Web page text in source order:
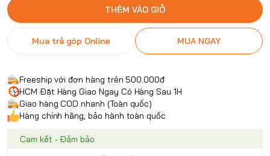
THÊM VÀO GIỎ
Mua trả góp Online MUA NGAY
Freeship với đơn hàng trên 500.000đ
HCM Đặt Hàng Giao Ngay Có Hàng Sau 1H
Giao hàng COD nhanh (Toàn quốc)
Hàng chính hãng, bảo hành toàn quốc
Cam kết - Đảm bảo